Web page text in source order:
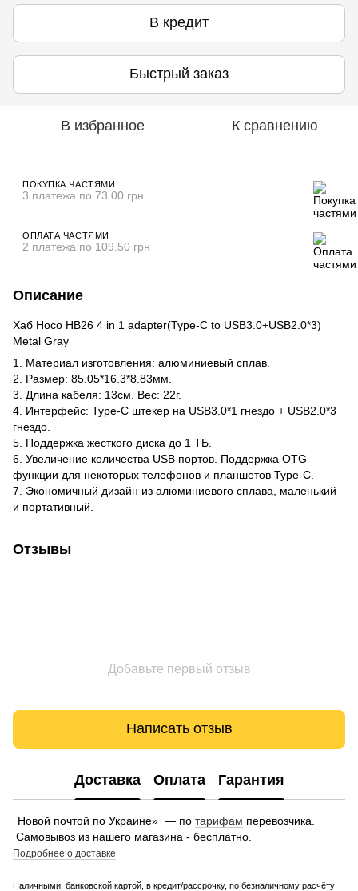
В кредит
Быстрый заказ
В избранное К сравнению
ПОКУПКА ЧАСТЯМИ
3 платежа по 73.00 грн
ОПЛАТА ЧАСТЯМИ
2 платежа по 109.50 грн
Описание
Хаб Hoco HB26 4 in 1 adapter(Type-C to USB3.0+USB2.0*3)
Metal Gray
1. Материал изготовления: алюминиевый сплав.
2. Размер: 85.05*16.3*8.83мм.
3. Длина кабеля: 13см. Вес: 22г.
4. Интерфейс: Type-C штекер на USB3.0*1 гнездо + USB2.0*3
гнездо.
5. Поддержка жесткого диска до 1 ТБ.
6. Увеличение количества USB портов. Поддержка OTG
функции для некоторых телефонов и планшетов Type-C.
7. Экономичный дизайн из алюминиевого сплава, маленький
и портативный.
Отзывы
Добавьте первый отзыв
Написать отзыв
Доставка Оплата Гарантия
Новой почтой по Украине» — по тарифам перевозчика.
Самовывоз из нашего магазина - бесплатно.
Подробнее о доставке
Наличными, банковской картой, в кредит/рассрочку, по безналичному расчёту